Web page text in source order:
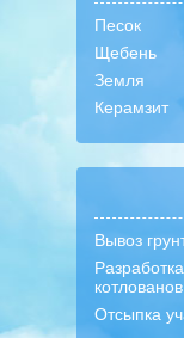
Песок
Щебень
Земля
Керамзит
Вывоз
Разработка
котлованов
Отсыпка